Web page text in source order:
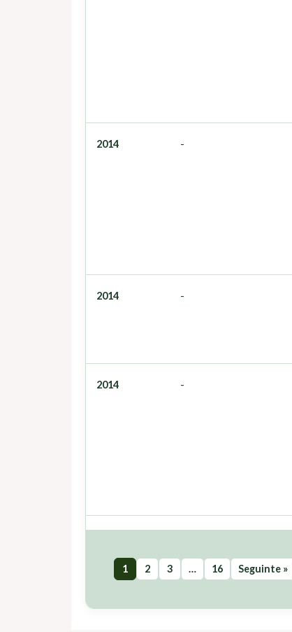
2014 -
2014 -
2014 -
1 2 3 … 16 Seguinte »